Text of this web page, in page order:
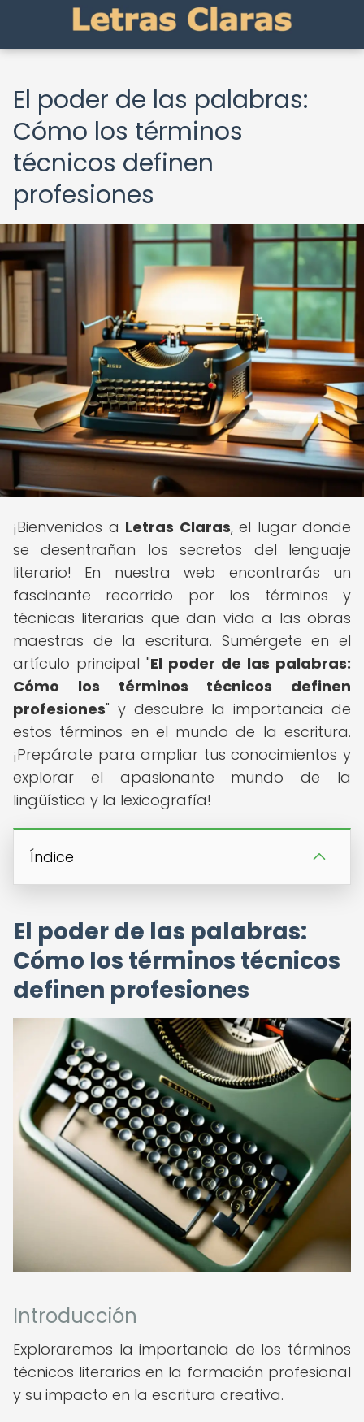
El poder de las palabras:
Cómo los términos
técnicos definen
profesiones
¡Bienvenidos a Letras Claras, el lugar donde
se desentrañan los secretos del lenguaje
literario! En nuestra web encontrarás un
fascinante recorrido por los términos y
técnicas literarias que dan vida a las obras
maestras de la escritura. Sumérgete en el
artículo principal "El poder de las palabras:
Cómo los términos técnicos definen
profesiones" y descubre la importancia de
estos términos en el mundo de la escritura.
¡Prepárate para ampliar tus conocimientos y
explorar el apasionante mundo de la
lingüística y la lexicografía!
Índice
El poder de las palabras:
Cómo los términos técnicos
definen profesiones
Introducción
Exploraremos la importancia de los términos
técnicos literarios en la formación profesional
y su impacto en la escritura creativa.